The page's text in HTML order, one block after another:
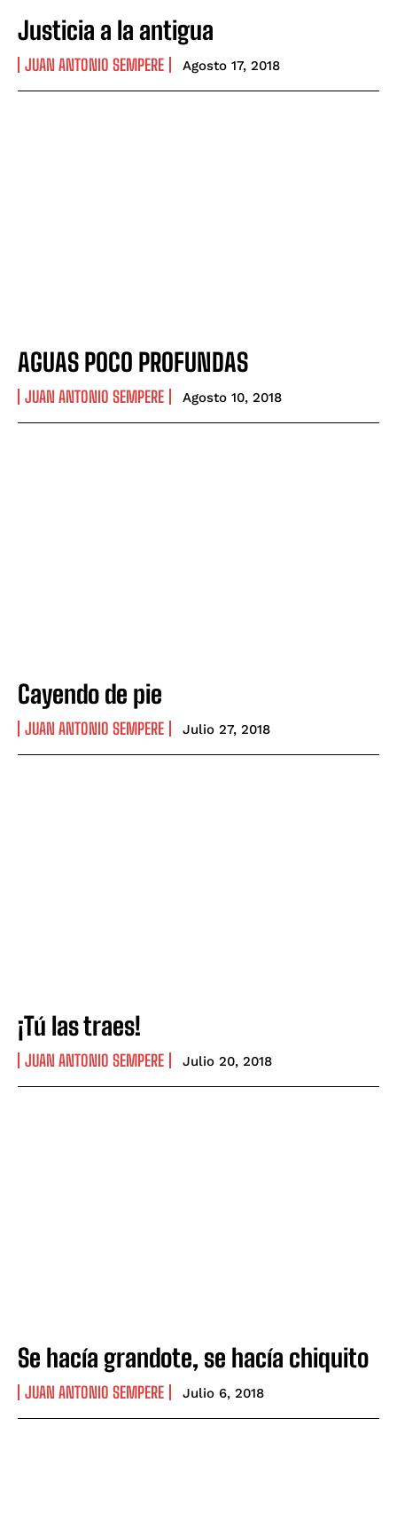
Justicia a la antigua
JUAN ANTONIO SEMPERE Agosto 17, 2018
AGUAS POCO PROFUNDAS
JUAN ANTONIO SEMPERE Agosto 10, 2018
Cayendo de pie
JUAN ANTONIO SEMPERE Julio 27, 2018
¡Tú las traes!
JUAN ANTONIO SEMPERE Julio 20, 2018
Se hacía grandote, se hacía chiquito
JUAN ANTONIO SEMPERE Julio 6, 2018